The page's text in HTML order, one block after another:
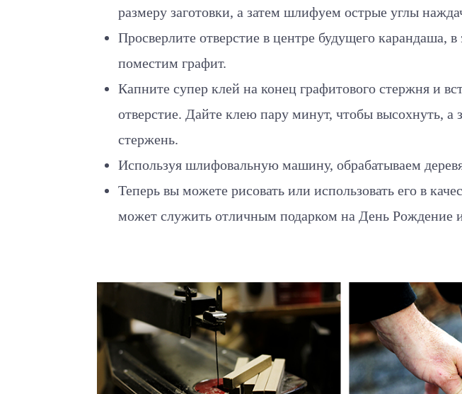
размеру заготовки, а затем шлифуем острые углы
Просверлите отверстие в центре будущего карандаша,
поместим графит.
Капните супер клей на конец графитового стержня и
отверстие. Дайте клею пару минут, чтобы высохнуть, а
стержень.
Используя шлифовальную машину, обрабатываем
Теперь вы можете рисовать или использовать его в
может служить отличным подарком на День Рождение